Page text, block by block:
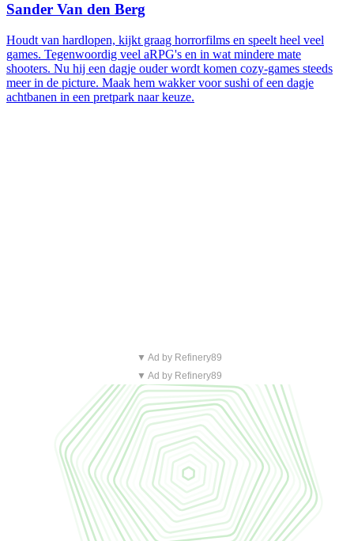
Sander Van den Berg
Houdt van hardlopen, kijkt graag horrorfilms en speelt heel veel
games. Tegenwoordig veel aRPG's en in wat mindere mate
shooters. Nu hij een dagje ouder wordt komen cozy-games steeds
meer in de picture. Maak hem wakker voor sushi of een dagje
achtbanen in een pretpark naar keuze.
▼ Ad by Refinery89
▼ Ad by Refinery89